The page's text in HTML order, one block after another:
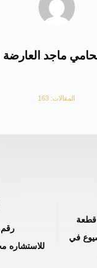
ماجد العارضة
المقالات: 163
قطعة
في
للاستشاره